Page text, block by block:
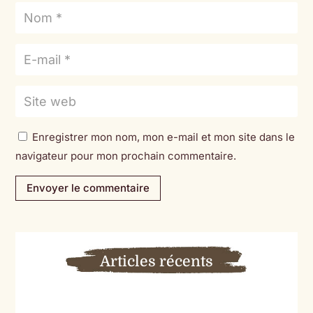
Enregistrer mon nom, mon e-mail et mon site dans le
navigateur pour mon prochain commentaire.
Envoyer le commentaire
Articles récents